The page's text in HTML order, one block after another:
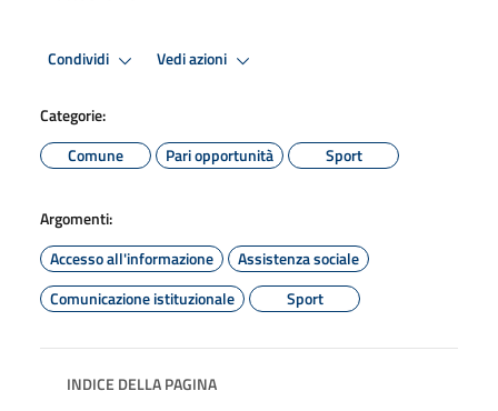
Condividi Vedi azioni
Categorie:
Comune
Pari opportunità Sport
Argomenti:
Accesso all'informazione
Assistenza sociale
Comunicazione istituzionale
Sport
INDICE DELLA PAGINA